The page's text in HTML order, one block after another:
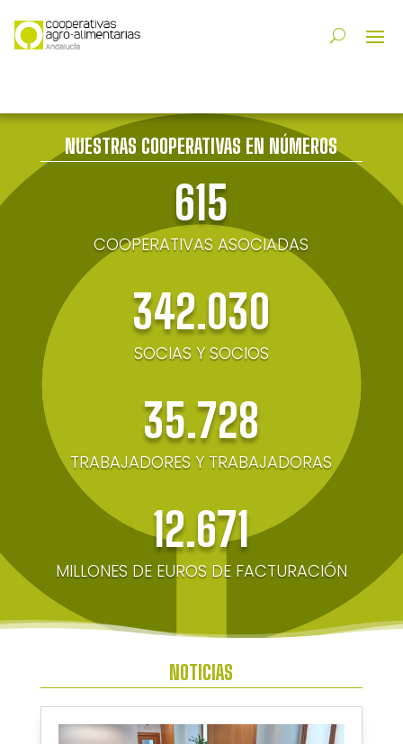
NUESTRAS COOPERATIVAS EN NÚMEROS
615
COOPERATIVAS ASOCIADAS
342.030
SOCIAS Y SOCIOS
35.728
TRABAJADORES Y TRABAJADORAS
12.671
MILLONES DE EUROS DE FACTURACIÓN
NOTICIAS